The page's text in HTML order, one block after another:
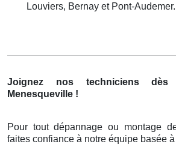
Louviers, Bernay et Pont-Audemer.
Joignez nos techniciens dès
Menesqueville !
Pour tout dépannage ou montage
faites confiance à notre équipe basée